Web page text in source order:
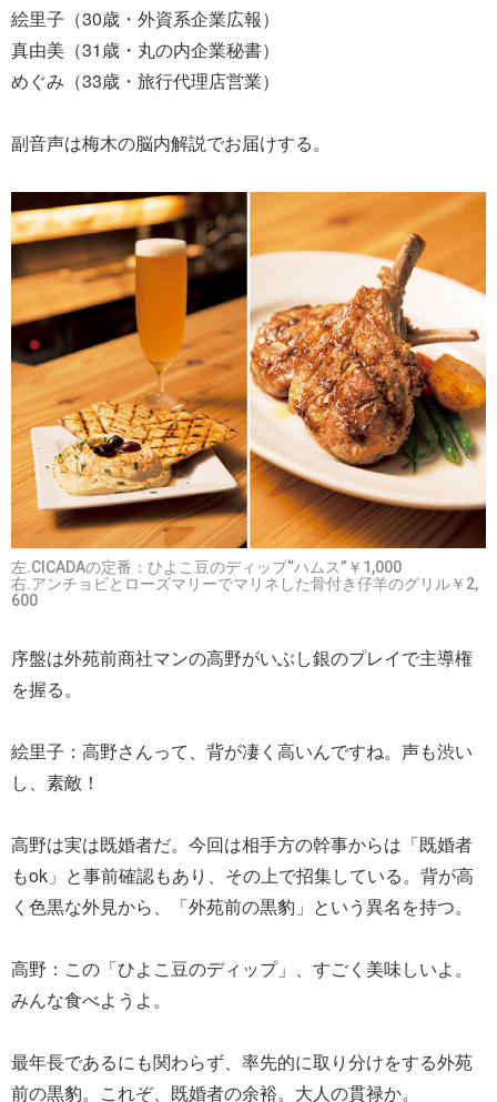
絵里子（30歳・外資系企業広報）
真由美（31歳・丸の内企業秘書）
めぐみ（33歳・旅行代理店営業）
副音声は梅木の脳内解説でお届けする。
左.CICADAの定番：ひよこ豆のディップ“ハムス”￥1,000
右.アンチョビとローズマリーでマリネした骨付き仔羊のグリル￥2,
600
序盤は外苑前商社マンの高野がいぶし銀のプレイで主導権
を握る。
絵里子：高野さんって、背が凄く高いんですね。声も渋い
し、素敵！
高野は実は既婚者だ。今回は相手方の幹事からは「既婚者
もok」と事前確認もあり、その上で招集している。背が高
く色黒な外見から、「外苑前の黒豹」という異名を持つ。
高野：この「ひよこ豆のディップ」、すごく美味しいよ。
みんな食べようよ。
最年長であるにも関わらず、率先的に取り分けをする外苑
前の黒豹。これぞ、既婚者の余裕。大人の貫禄か。